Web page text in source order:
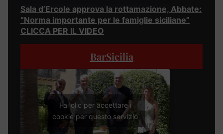
Sala d’Ercole approva la rottamazione, Abbate:
“Norma importante per le famiglie siciliane”
CLICCA PER IL VIDEO
BarSicilia
Fai clic per accettare i
cookie per questo servizio